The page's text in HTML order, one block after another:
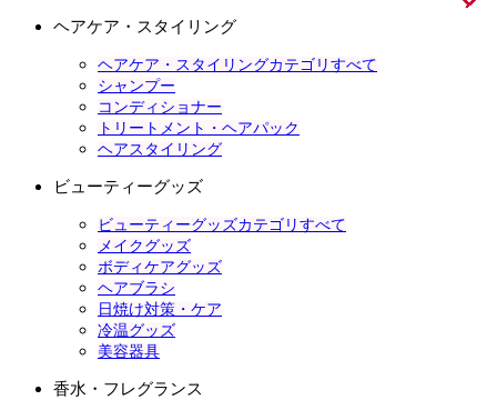
ヘアケア・スタイリング
ヘアケア・スタイリングカテゴリすべて
シャンプー
コンディショナー
トリートメント・ヘアパック
ヘアスタイリング
ビューティーグッズ
ビューティーグッズカテゴリすべて
メイクグッズ
ボディケアグッズ
ヘアブラシ
日焼け対策・ケア
冷温グッズ
美容器具
香水・フレグランス